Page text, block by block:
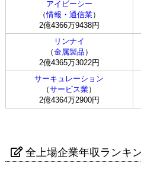
アイビーシー
（情報・通信業）
2億4366万9438円
リンナイ
（金属製品 ）
2億4365万3022円
サーキュレーション
（サービス業）
2億4364万2900円
全上場企業年収ランキ